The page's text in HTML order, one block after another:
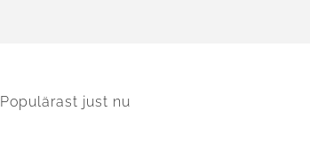
Populärast just nu